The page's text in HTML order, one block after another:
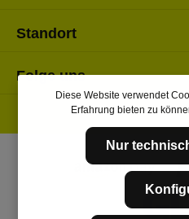
Standort
Folge uns
Diese Website verwendet
Erfahrung bieten zu
Nur